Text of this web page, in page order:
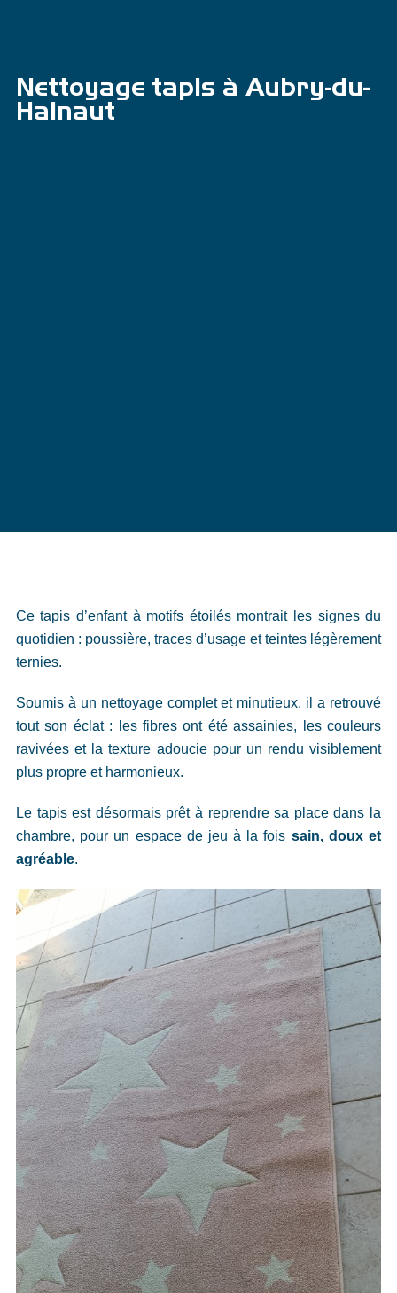
Nettoyage tapis à Aubry-du-
Hainaut
Ce tapis d’enfant à motifs étoilés montrait les signes du
quotidien : poussière, traces d’usage et teintes légèrement
ternies.
Soumis à un nettoyage complet et minutieux, il a retrouvé
tout son éclat : les fibres ont été assainies, les couleurs
ravivées et la texture adoucie pour un rendu visiblement
plus propre et harmonieux.
Le tapis est désormais prêt à reprendre sa place dans la
chambre, pour un espace de jeu à la fois sain, doux et
agréable.